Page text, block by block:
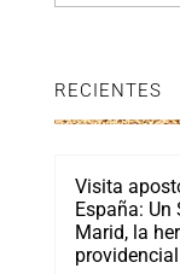
RECIENTES
Visita
España: Un
Marid, la
providencial